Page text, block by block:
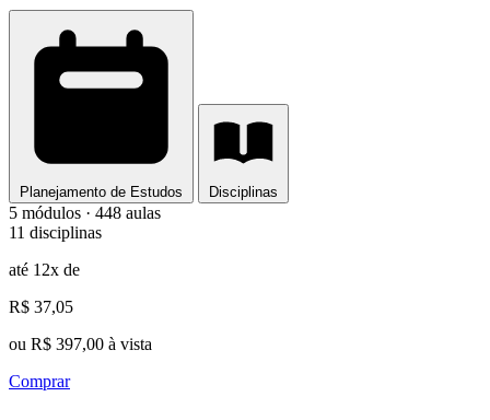
Planejamento de Estudos Disciplinas
5 módulos · 448 aulas
11 disciplinas
até 12x de
R$ 37,05
ou R$ 397,00 à vista
Comprar